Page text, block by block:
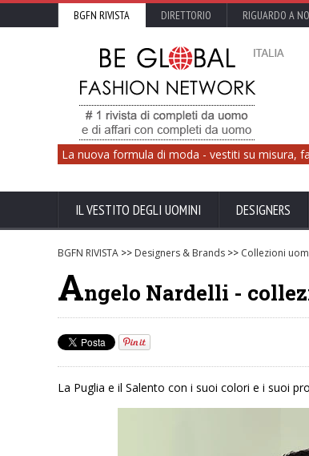
BGFN RIVISTA DIRETTORIO RIGUARDO A
La nuova formula di moda - vestiti su misura,
IL VESTITO DEGLI UOMINI DESIGNERS
BGFN RIVISTA >> Designers & Brands >> Collezioni
Angelo Nardelli -
La Puglia e il Salento con i suoi colori e i suoi